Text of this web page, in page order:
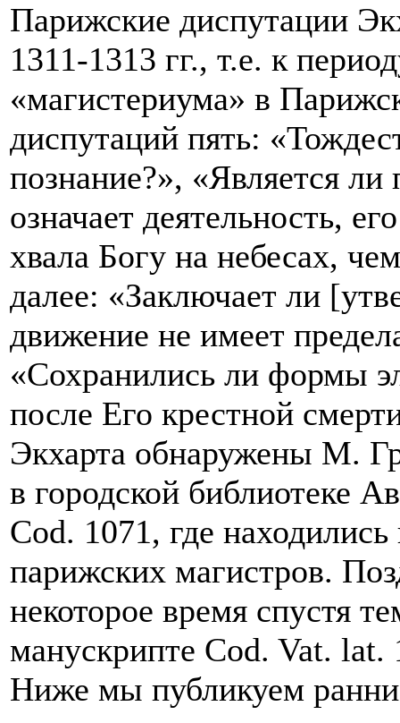
Парижские диспутации
1311-1313 гг., т.е. к
«магистериума» в
диспутаций пять:
познание?», «Является ли
означает деятельность,
хвала Богу на небесах,
далее: «Заключает ли
движение не имеет
«Сохранились ли формы
после Его крестной
Экхарта обнаружены М.
в городской библиотеке
Cod. 1071, где
парижских магистров.
некоторое время спустя
манускрипте Cod. Vat. lat.
Ниже мы публикуем